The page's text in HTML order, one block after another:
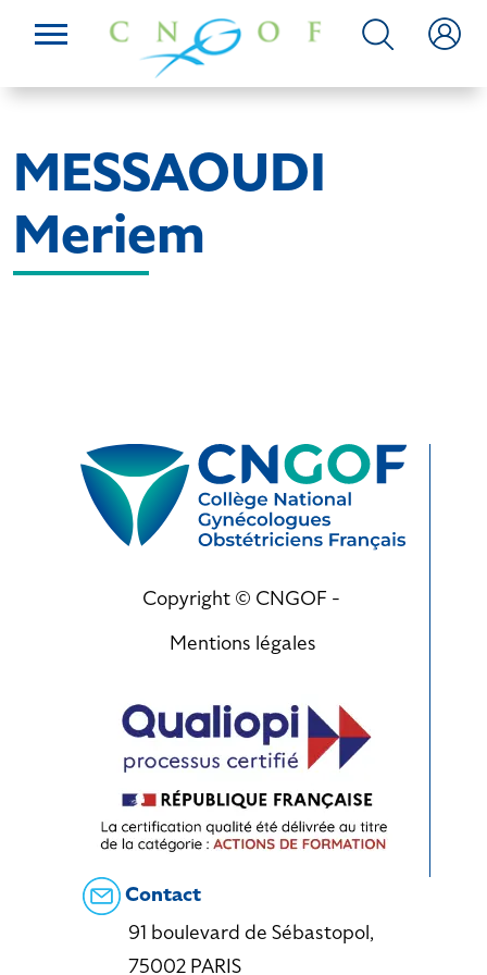
MESSAOUDI
Meriem
Copyright © CNGOF -
Mentions légales
Contact
91 boulevard de Sébastopol,
75002 PARIS